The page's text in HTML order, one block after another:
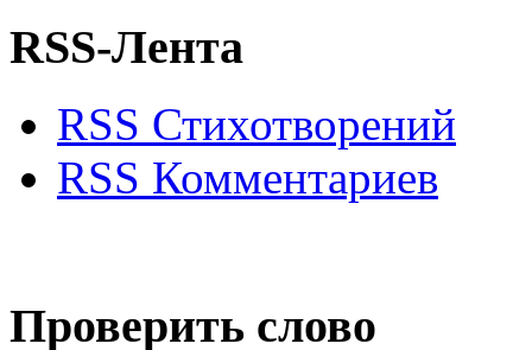
RSS-Лента
RSS Стихотворений
RSS Комментариев
Проверить слово